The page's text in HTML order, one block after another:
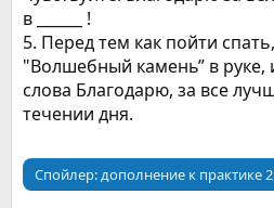
в ______ !
5. Перед тем как пойти
"Волшебный камень” в
слова Благодарю, за все
течении дня.
Спойлер:дополнение к практике